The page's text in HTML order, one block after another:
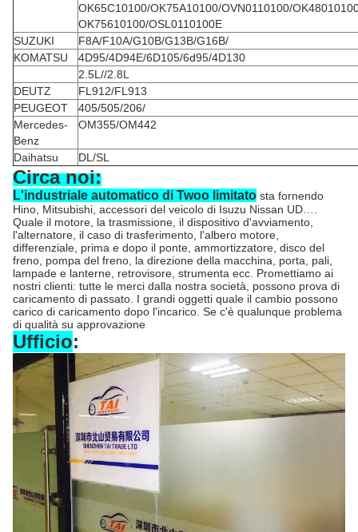
OK65C10100/OK75A10100/OVN0110100/
OK75610100/OSL0110100E
SUZUKI
F8A/F10A/G10B/G13B/G16B/
KOMATSU
4D95/4D94E/6D105/6d95/4D130
2.5L//2.8L
DEUTZ
FL912/FL913
PEUGEOT
405/505/206/
Mercedes-
Benz
OM355/OM442
Daihatsu DL/SL
Circa noi:
L'industriale automatico di Twoo limitato sta fornendo
Hino, Mitsubishi, accessori del veicolo di Isuzu Nissan UD….
Quale il motore, la trasmissione, il dispositivo d'avviamento,
l'alternatore, il caso di trasferimento, l'albero motore,
differenziale, prima e dopo il ponte, ammortizzatore, disco del
freno, pompa del freno, la direzione della macchina, porta, pali,
lampade e lanterne, retrovisore, strumenta ecc. Promettiamo ai
nostri clienti: tutte le merci dalla nostra società, possono prova di
caricamento di passato. I grandi oggetti quale il cambio possono
carico di caricamento dopo l'incarico. Se c'è qualunque problema
di qualità su approvazione
Ufficio: